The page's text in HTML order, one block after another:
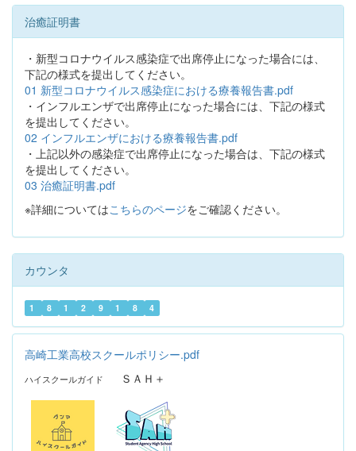
治癒証明書
・新型コロナウイルス感染症で出席停止になった場合には、
下記の様式を提出してください。
01 新型コロナウイルス感染症における療養報告書.pdf
・インフルエンザで出席停止になった場合には、下記の様式
を提出してください。
02 インフルエンザにおける療養報告書.pdf
・上記以外の感染症で出席停止になった場合は、下記の様式
を提出してください。
03 治癒証明書.pdf
※詳細についてはこちらのページをご確認ください。
カウンタ
1 8 1 2 9 1 8 4
高崎工業高校スクールポリシー.pdf
ハイスクールガイド ＳＡＨ＋